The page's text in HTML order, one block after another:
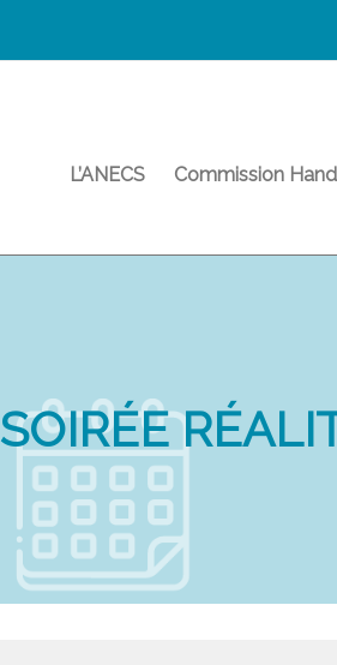
L’ANECS Commission
SOIRÉE